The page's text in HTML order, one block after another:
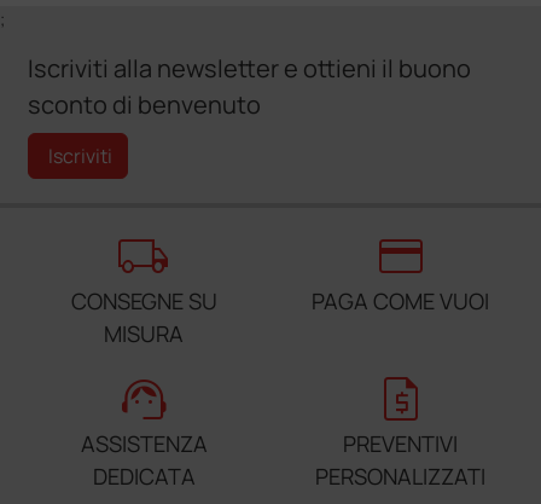
;
Iscriviti alla newsletter e ottieni il buono
sconto di benvenuto
Iscriviti
local_shipping
CONSEGNE SU
MISURA
credit_card
PAGA COME VUOI
support_agent
ASSISTENZA
DEDICATA
request_quote
PREVENTIVI
PERSONALIZZATI